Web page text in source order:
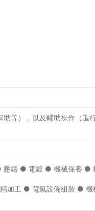
等），以及輔助操作（進
鑄 ● 電鍍 ● 機械保養 ●
工 ● 電氣設備組裝 ● 機